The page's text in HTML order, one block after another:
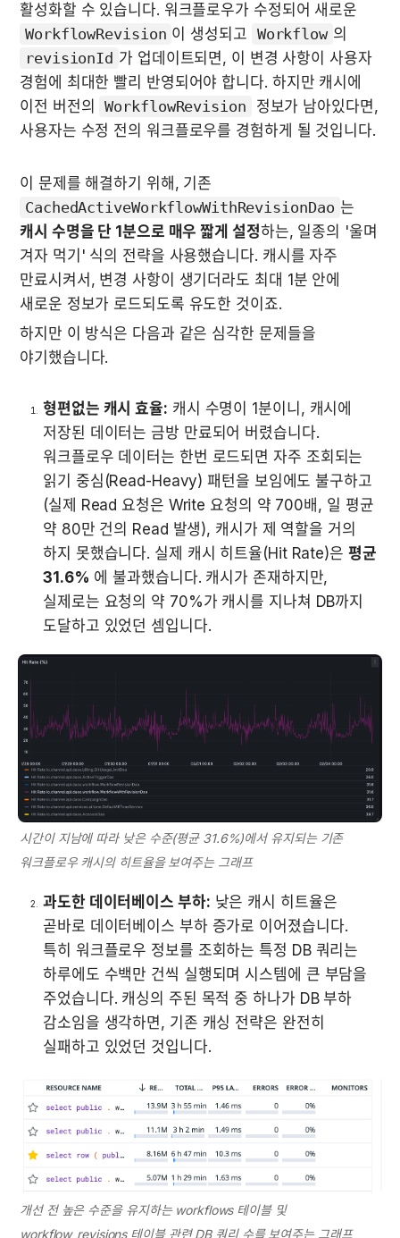
WorkflowRevision 이 생성되고 Workflow
revisionId 가 업데이트되면, 이 변경 사항이 사용자
경험에 최대한 빨리 반영되어야 합니다. 하지만 캐시에
이전 버전의
WorkflowRevision
정보가 남아있다면,
사용자는 수정 전의 워크플로우를 경험하게 될 것입니다.
CachedActiveWorkflowWithRevisionDao
캐시 수명을 단 1분으로 매우 짧게 설정하는, 일종의 '울며
겨자 먹기' 식의 전략을 사용했습니다. 캐시를 자주
만료시켜서, 변경 사항이 생기더라도 최대 1분 안에
새로운 정보가 로드되도록 유도한 것이죠.
하지만 이 방식은 다음과 같은 심각한 문제들을
야기했습니다.
형편없는 캐시 효율: 캐시 수명이 1분이니, 캐시에
저장된 데이터는 금방 만료되어 버렸습니다.
워크플로우 데이터는 한번 로드되면 자주 조회되는
읽기 중심(Read-Heavy) 패턴을 보임에도 불구하고
(실제 Read 요청은 Write 요청의 약 700배, 일 평균
약 80만 건의 Read 발생), 캐시가 제 역할을 거의
하지 못했습니다. 실제 캐시 히트율(Hit Rate)은 평균
31.6% 에 불과했습니다. 캐시가 존재하지만,
실제로는 요청의 약 70%가 캐시를 지나쳐 DB까지
도달하고 있었던 셈입니다.
시간이 지남에 따라 낮은 수준(평균 31.6%)에서 유지되는 기존
워크플로우 캐시의 히트율을 보여주는 그래프
과도한 데이터베이스 부하: 낮은 캐시 히트율은
곧바로 데이터베이스 부하 증가로 이어졌습니다.
특히 워크플로우 정보를 조회하는 특정 DB 쿼리는
하루에도 수백만 건씩 실행되며 시스템에 큰 부담을
주었습니다. 캐싱의 주된 목적 중 하나가 DB 부하
감소임을 생각하면, 기존 캐싱 전략은 완전히
실패하고 있었던 것입니다.
개선 전 높은 수준을 유지하는 workflows 테이블 및
workflow_revisions 테이블 관련 DB 쿼리 수를 보여주는 그래프